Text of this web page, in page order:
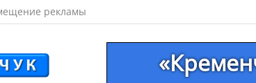
рекламы